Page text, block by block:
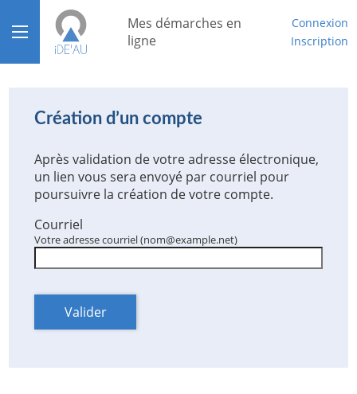
Mes démarches en
ligne
Connexion
Inscription
Ouvrir le menu
Aide
Mon tableau de bord
Création d’un compte
Après validation de votre adresse électronique,
un lien vous sera envoyé par courriel pour
poursuivre la création de votre compte.
Courriel
Votre adresse courriel (nom@example.net)
Valider